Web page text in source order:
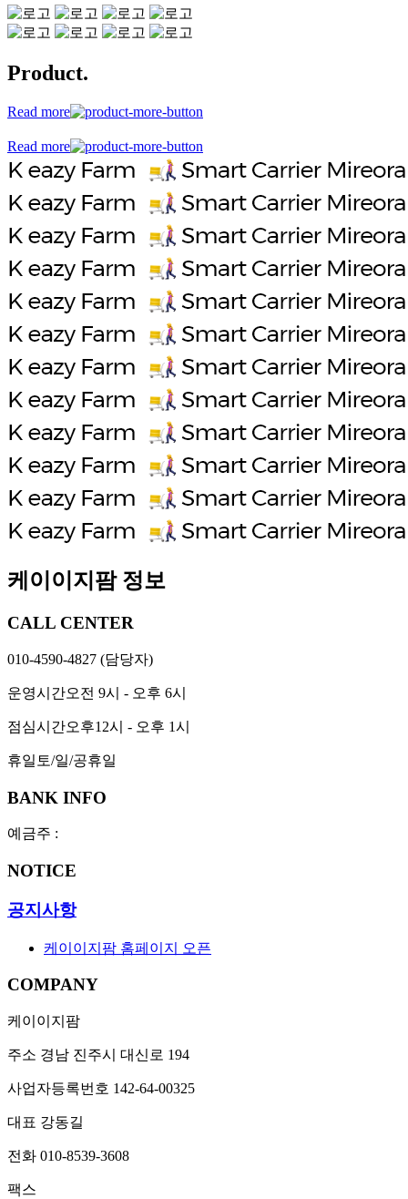
Product.
Read more
Read more
케이이지팜 정보
CALL CENTER
010-4590-4827 (담당자)
운영시간오전 9시 - 오후 6시
점심시간오후12시 - 오후 1시
휴일 토/일/공휴일
BANK INFO
예금주 :
NOTICE
공지사항
케이이지팜 홈페이지 오픈
COMPANY
케이이지팜
주소 경남 진주시 대신로 194
사업자등록번호 142-64-00325
대표 강동길
전화 010-8539-3608
팩스